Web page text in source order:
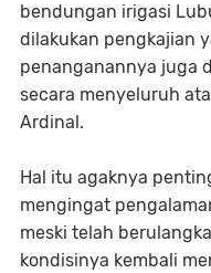
bendungan irigasi
dilakukan pengkajian
penanganannya juga
secara menyeluruh
Ardinal.
Hal itu agaknya
mengingat
meski telah
kondisinya kembali